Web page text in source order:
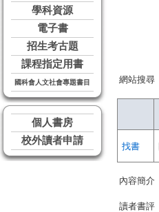
學科資源
電子書
招生考古題
課程指定用書
國科會人文社會專題書目
個人書房
校外讀者申請
網站搜尋
找書
內容簡介
讀者書評